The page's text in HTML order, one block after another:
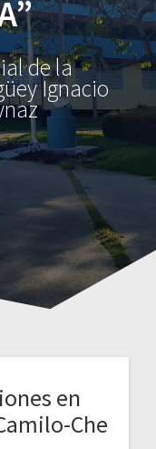
de la
Ignacio
en
Che